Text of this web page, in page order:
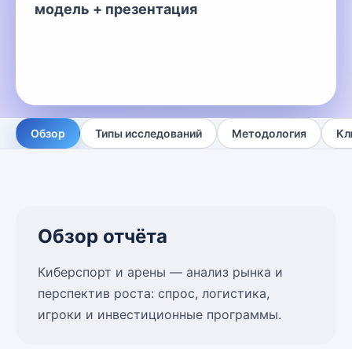
модель + презентация
Обзор Типы исследований Методология
Обзор отчёта
Киберспорт и арены — анализ рынка и
перспектив роста: спрос, логистика,
игроки и инвестиционные программы.